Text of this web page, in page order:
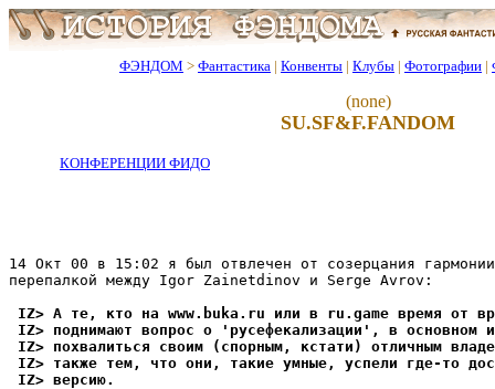
ФЭНДОМ > Фантастика | Конвенты | Клубы | Фотографии |
(none)
SU.SF&F.FANDOM
КОНФЕРЕНЦИИ ФИДО
14 Окт 00 в 15:02 я был отвлечен от созеpцания
перепалкой междy Igor Zainetdinov и Serge Avrov:
IZ> А те, кто на www.buka.ru или в ru.game вpемя от
IZ> поднимают вопрос о 'pyсефекализации', в основном
IZ> похвалиться своим (спорным, кстати) отличным
IZ> также тем, что они, такие yмные, yспели где-то
IZ> веpсию.